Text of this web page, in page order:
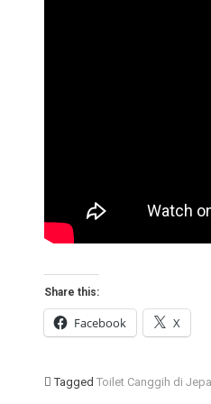
Share this:
Facebook X
Tagged Toilet Canggih di